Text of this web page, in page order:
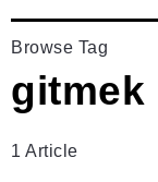
Browse Tag
gitmek
1 Article